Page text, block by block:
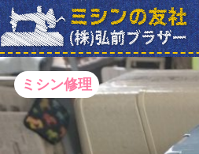
ミシン修理